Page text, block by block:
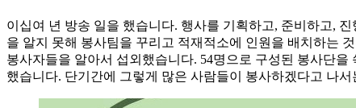
이십여 년 방송 일을 했습니다. 행사를 기획하고, 준비하고,
을 알지 못해 봉사팀을 꾸리고 적재적소에 인원을 배치하는
봉사자들을 알아서 섭외했습니다. 54명으로 구성된 봉사단
했습니다. 단기간에 그렇게 많은 사람들이 봉사하겠다고 나